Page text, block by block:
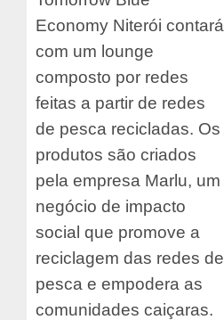
Economy Niterói contará
com um lounge
composto por redes
feitas a partir de redes
de pesca recicladas. Os
produtos são criados
pela empresa Marlu, um
negócio de impacto
social que promove a
reciclagem das redes de
pesca e empodera as
comunidades caiçaras.